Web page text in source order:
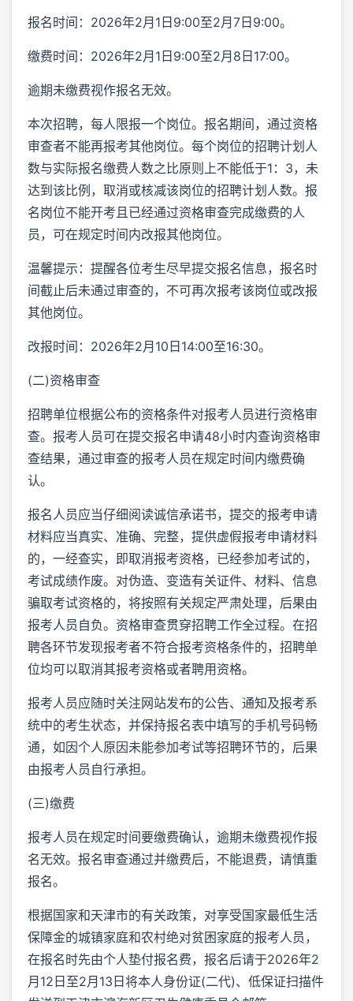
报名时间：2026年2月1日9:00至2月7日9:00。
缴费时间：2026年2月1日9:00至2月8日17:00。
逾期未缴费视作报名无效。
本次招聘，每人限报一个岗位。报名期间，通过资格
审查者不能再报考其他岗位。每个岗位的招聘计划人
数与实际报名缴费人数之比原则上不能低于1：3，未
达到该比例，取消或核减该岗位的招聘计划人数。报
名岗位不能开考且已经通过资格审查完成缴费的人
员，可在规定时间内改报其他岗位。
温馨提示：提醒各位考生尽早提交报名信息，报名时
间截止后未通过审查的，不可再次报考该岗位或改报
其他岗位。
改报时间：2026年2月10日14:00至16:30。
(二)资格审查
招聘单位根据公布的资格条件对报考人员进行资格审
查。报考人员可在提交报名申请48小时内查询资格审
查结果，通过审查的报考人员在规定时间内缴费确
认。
报名人员应当仔细阅读诚信承诺书，提交的报考申请
材料应当真实、准确、完整，提供虚假报考申请材料
的，一经查实，即取消报考资格，已经参加考试的，
考试成绩作废。对伪造、变造有关证件、材料、信息
骗取考试资格的，将按照有关规定严肃处理，后果由
报考人员自负。资格审查贯穿招聘工作全过程。在招
聘各环节发现报考者不符合报考资格条件的，招聘单
位均可以取消其报考资格或者聘用资格。
报考人员应随时关注网站发布的公告、通知及报考系
统中的考生状态，并保持报名表中填写的手机号码畅
通，如因个人原因未能参加考试等招聘环节的，后果
由报考人员自行承担。
(三)缴费
报考人员在规定时间要缴费确认，逾期未缴费视作报
名无效。报名审查通过并缴费后，不能退费，请慎重
报名。
根据国家和天津市的有关政策，对享受国家最低生活
保障金的城镇家庭和农村绝对贫困家庭的报考人员，
在报名时先由个人垫付报名费，报名后请于2026年2
月12日至2月13日将本人身份证(二代)、低保证扫描件